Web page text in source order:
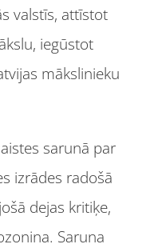
valstīs, attīstot
iegūstot
mākslinieku
sarunā par
izrādes radošā
dejas kritiķe,
Saruna